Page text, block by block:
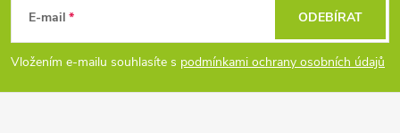
p
a
E-mail
Vložením e-mailu souhlasíte s podmínkami ochrany osobních údajů
ODEBÍRAT